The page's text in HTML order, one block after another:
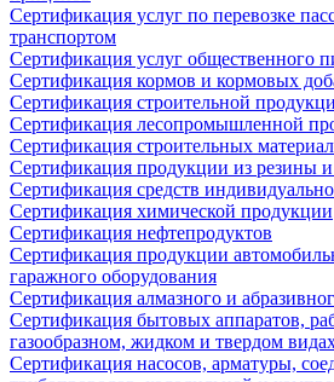
Сертификация услуг по перевозке
транспортом
Сертификация услуг общественного
Сертификация кормов и кормовых
Сертификация строительной
Сертификация лесопромышленной
Сертификация строительных
Сертификация продукции из резины и
Сертификация средств
Сертификация химической продукции
Сертификация нефтепродуктов
Сертификация продукции
гаражного оборудования
Сертификация алмазного и
Сертификация бытовых аппаратов,
газообразном, жидком и твердом
Сертификация насосов, арматуры,